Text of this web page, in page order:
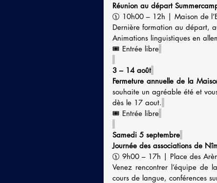
Réunion au départ
🕦 10h00 – 12h | Maison de
Dernière formation au départ,
Animations linguistiques en
🎟️ Entrée libre
3 – 14 août
Fermeture annuelle de la
souhaite un agréable été et
dès le 17 aout.
🎟️ Entrée libre
Samedi 5 septembre
Journée des associations de
🕦 9h00 – 17h | Place des
Venez rencontrer l’équipe de
cours de langue, conférences